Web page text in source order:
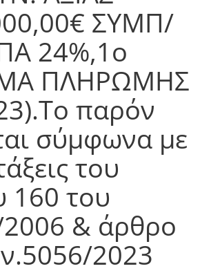
ΣΥΜΠ/
24%,1o
ΠΛΗΡΩΜΗΣ
παρόν
σύμφωνα με
του
160 του
& άρθρο
2023